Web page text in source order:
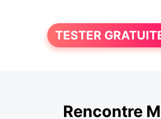
TESTER
Rencontre